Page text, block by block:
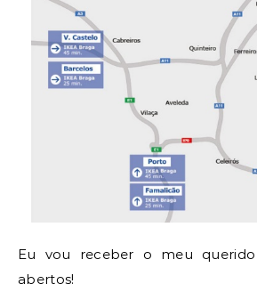
Eu vou receber o meu querido
abertos!